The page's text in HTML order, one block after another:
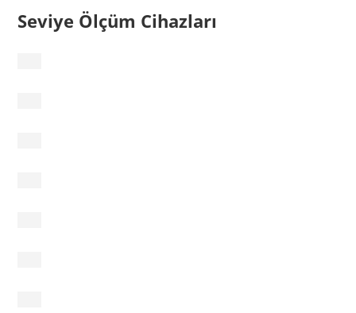
Seviye Ölçüm Cihazları